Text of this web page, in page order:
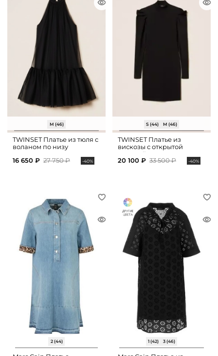
M (46)
TWINSET Платье из тюля с
воланом по низу
16 650 ₽ 27 750 ₽ -40%
S (44) M (46)
TWINSET Платье из
вискозы с открытой
спинкой
20 100 ₽ 33 500 ₽ -40%
2 (44) 1 (42) 3 (46)